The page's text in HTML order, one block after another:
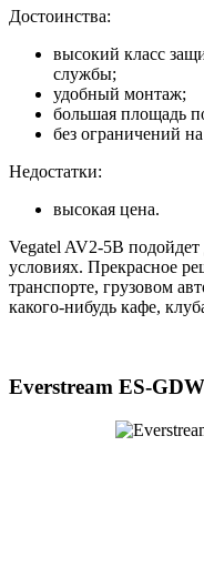
Достоинства:
высокий класс
службы;
удобный монтаж;
большая площадь
без ограничений
Недостатки:
высокая цена.
Vegatel AV2-5B
условиях. Прекрасное
транспорте, грузовом
какого-нибудь кафе,
Everstream ES-